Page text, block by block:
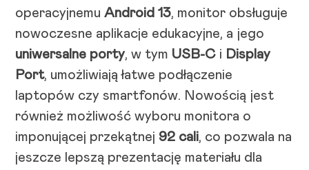
operacyjnemu Android 13, monitor obsługuje
nowoczesne aplikacje edukacyjne, a jego
uniwersalne porty, w tym USB-C i Display
Port, umożliwiają łatwe podłączenie
laptopów czy smartfonów. Nowością jest
również możliwość wyboru monitora o
imponującej przekątnej 92 cali, co pozwala na
jeszcze lepszą prezentację materiału dla